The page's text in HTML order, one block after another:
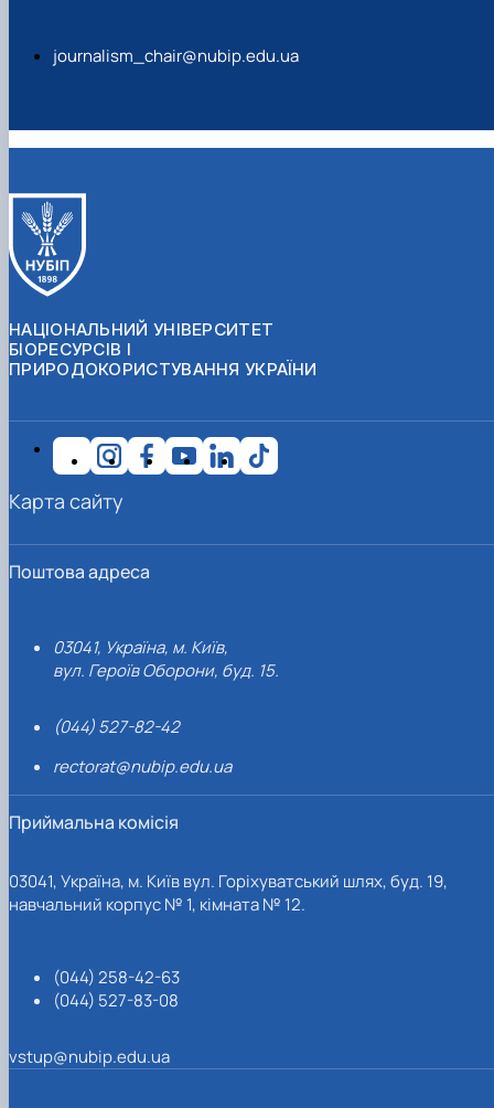
journalism_chair@nubip.edu.ua
НАЦІОНАЛЬНИЙ УНІВЕРСИТЕТ
БІОРЕСУРСІВ І
ПРИРОДОКОРИСТУВАННЯ УКРАЇНИ
Поштова адреса
03041, Україна, м. Київ,
вул. Героїв Оборони, буд. 15.
(044) 527-82-42
rectorat@nubip.edu.ua
Приймальна комісія
03041, Україна, м. Київ вул. Горіхуватський шлях, буд. 19,
навчальний корпус № 1, кімната № 12.
(044) 258-42-63
(044) 527-83-08
vstup@nubip.edu.ua
Карта сайту